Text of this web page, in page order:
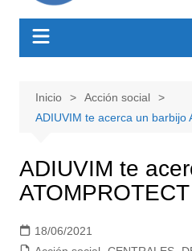
Inicio
Acción social
ADIUVIM te acerca un barbijo
ADIUVIM te
ATOMPROTECT
18/06/2021